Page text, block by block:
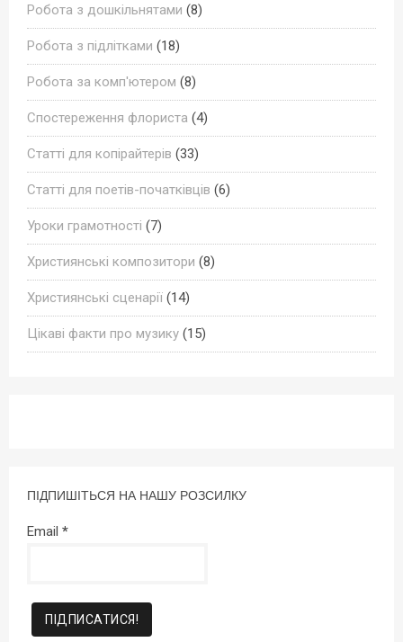
Робота з дошкільнятами (8)
Робота з підлітками (18)
Робота за комп'ютером (8)
Спостереження флориста (4)
Статті для копірайтерів (33)
Статті для поетів-початківців (6)
Уроки грамотності (7)
Християнські композитори (8)
Християнські сценарії (14)
Цікаві факти про музику (15)
ПІДПИШІТЬСЯ НА НАШУ РОЗСИЛКУ
Email *